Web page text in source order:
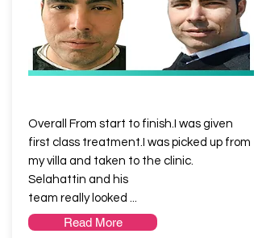
Overall From start to finish.I was given
first class treatment.I was picked up from
my villa and taken to the clinic.
Selahattin and his
team really looked ...
Read More